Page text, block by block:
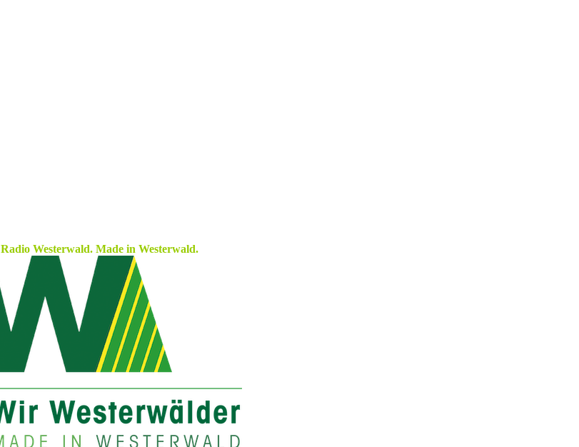
Radio Westerwald. Made in Westerwald.